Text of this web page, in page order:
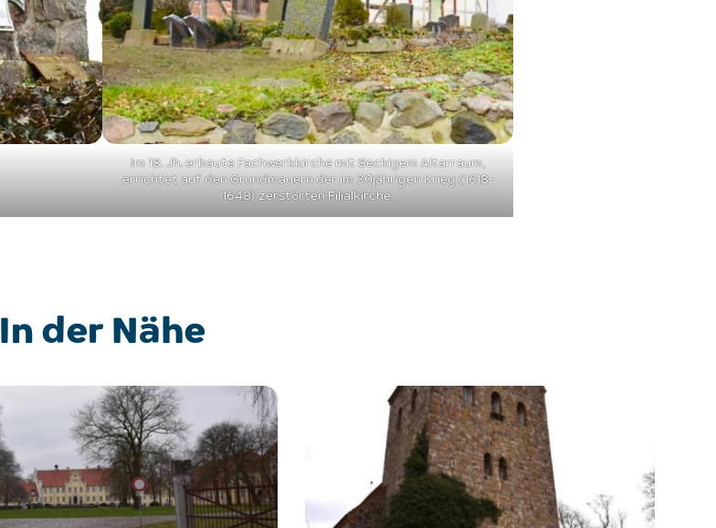
Im 18. Jh. erbaute Fachwerkkirche mit 8eckigem Altarraum,
errichtet auf den Grundmauern der im 30jährigen Krieg (1618-
1648) zerstörten Filialkirche.
In der Nähe